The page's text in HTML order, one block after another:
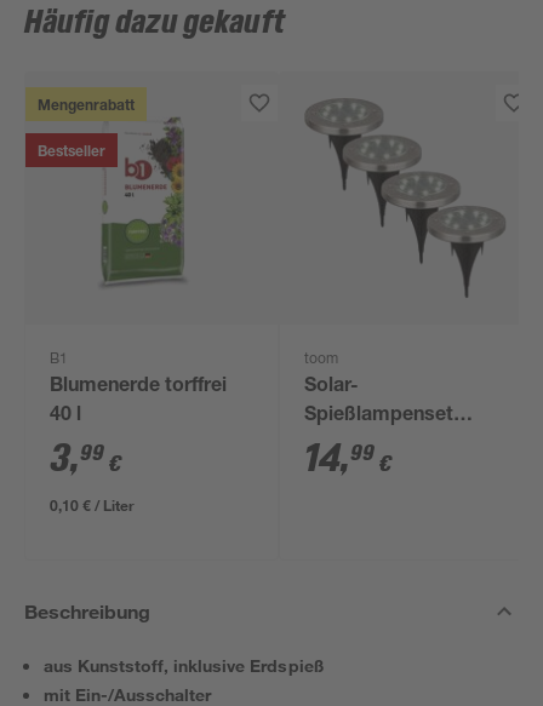
Häufig dazu gekauft
Mengenrabatt
Bestseller
B1
Blumenerde torffrei
40 l
3,99 €
0,10 € / Liter
toom
Solar-
Spießlampenset
tageslichtweiß IP 44
Ø 11,8 x 13 cm 4
14,99 €
Beschreibung
aus Kunststoff, inklusive Erdspieß
mit Ein-/Ausschalter